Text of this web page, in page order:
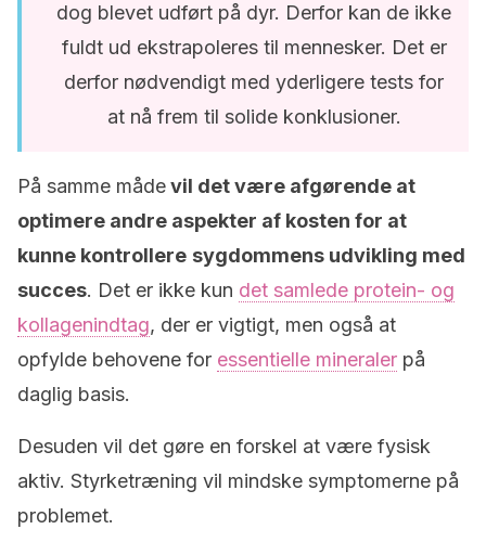
dog blevet udført på dyr. Derfor kan de ikke
fuldt ud ekstrapoleres til mennesker. Det er
derfor nødvendigt med yderligere tests for
at nå frem til solide konklusioner.
På samme mådevil det være afgørende at
optimere andre aspekter af kosten for at
kunne kontrollere sygdommens udvikling med
succes. Det er ikke kun det samlede protein- og
kollagenindtag, der er vigtigt, men også at
opfylde behovene for essentielle mineraler på
daglig basis.
Desuden vil det gøre en forskel at være fysisk
aktiv. Styrketræning vil mindske symptomerne på
problemet.